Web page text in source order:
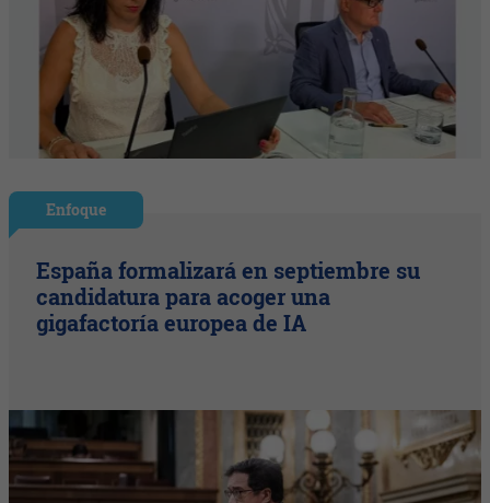
Enfoque
España formalizará en septiembre su
candidatura para acoger una
gigafactoría europea de IA